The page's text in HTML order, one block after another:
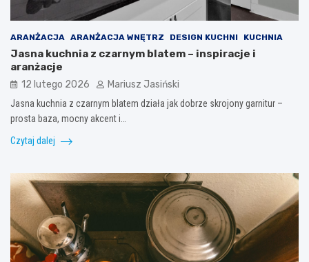
ARANŻACJA ARANŻACJA WNĘTRZ DESIGN KUCHNI KUCHNIA
Jasna kuchnia z czarnym blatem – inspiracje i
aranżacje
12 lutego 2026 Mariusz Jasiński
Jasna kuchnia z czarnym blatem działa jak dobrze skrojony garnitur –
prosta baza, mocny akcent i…
Czytaj dalej